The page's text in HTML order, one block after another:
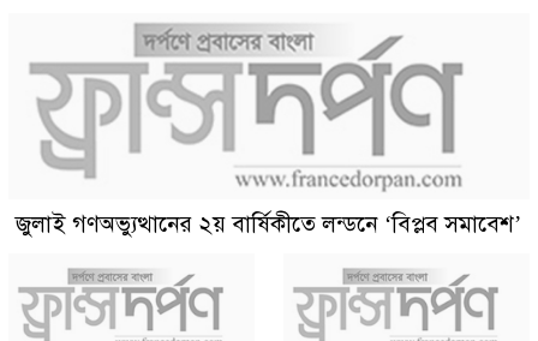
জুলাই গণঅভ্যুত্থানের ২য় বার্ষিকীতে লন্ডনে ‘বিপ্লব সমাবেশ’